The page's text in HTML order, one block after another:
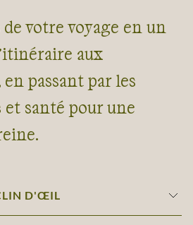
votre voyage en un
aux
passant par les
santé pour une
D'ŒIL